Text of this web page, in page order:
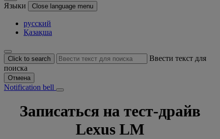
Языки Close language menu
русский
Қазақша
Click to search
Ввести текст для
поиска
Отмена
Notification bell
Записаться на тест-драйв
Lexus LM